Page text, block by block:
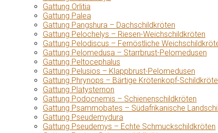
Gattung Orlitia
Gattung Palea
Gattung Pangshura – Dachschildkröten
Gattung Pelochelys – Riesen-Weichschildkröten
Gattung Pelodiscus – Fernöstliche
Gattung Pelomedusa – Starrbrust-Pelomedusen
Gattung Peltocephalus
Gattung Pelusios – Klappbrust-Pelomedusen
Gattung Phrynops – Bärtige Krötenkopf-
Gattung Platysternon
Gattung Podocnemis – Schienenschildkröten
Gattung Psammobates – Südafrikanische
Gattung Pseudemydura
Gattung Pseudemys – Echte Schmuckschildkröten